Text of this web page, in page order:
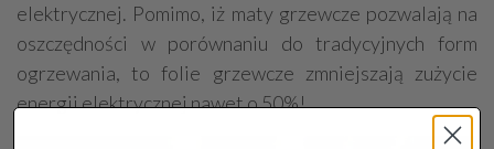
elektrycznej. Pomimo, iż maty grzewcze pozwalają na
oszczędności w porównaniu do tradycyjnych form
ogrzewania, to folie grzewcze zmniejszają zużycie
energii elektrycznej nawet o 50%!